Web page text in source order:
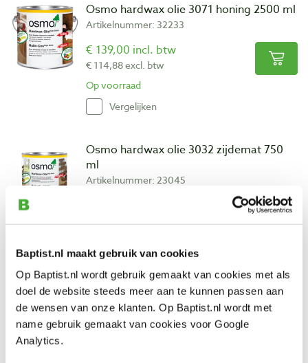
Baptist.nl maakt gebruik van cookies
Op Baptist.nl wordt gebruik gemaakt van cookies met als
doel de website steeds meer aan te kunnen passen aan
de wensen van onze klanten. Op Baptist.nl wordt met
name gebruik gemaakt van cookies voor Google
Analytics.
Osmo hardwax olie 3071 honing 2500 ml
Artikelnummer: 32233
€ 139,00 incl. btw
€ 114,88 excl. btw
Op voorraad
Vergelijken
Osmo hardwax olie 3032 zijdemat 750
ml
Artikelnummer: 23045
Osmo hardwax olie 3040 wittransparant
750 ml